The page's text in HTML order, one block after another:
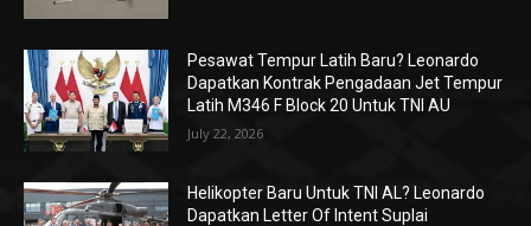
Pesawat Tempur Latih Baru? Leonardo
Dapatkan Kontrak Pengadaan Jet Tempur
Latih M346 F Block 20 Untuk TNI AU
July 22, 2026
Helikopter Baru Untuk TNI AL? Leonardo
Dapatkan Letter Of Intent Suplai